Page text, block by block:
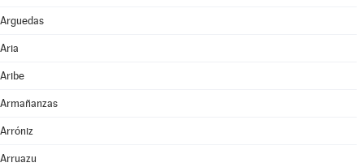
Arguedas
Aria
Aribe
Armañanzas
Arróniz
Arruazu